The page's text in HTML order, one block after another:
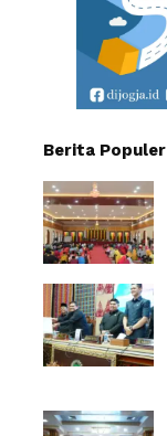
Berita Populer